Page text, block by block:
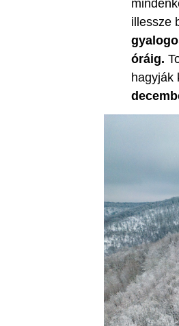
illessze
óráig.
hagyják